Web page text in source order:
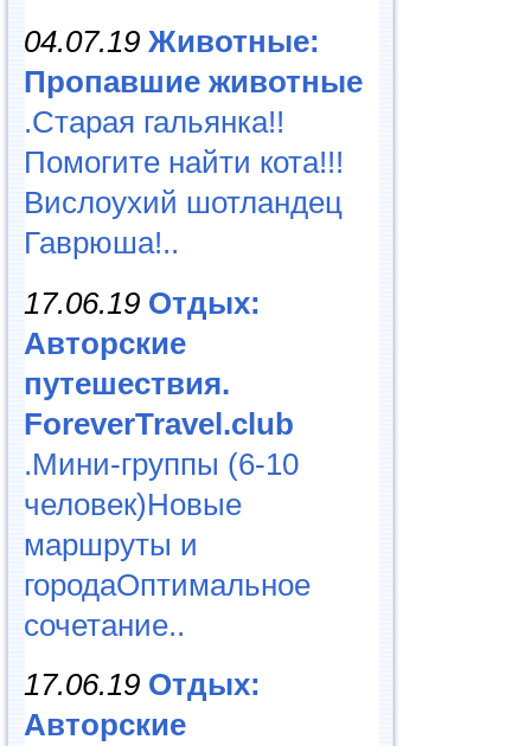
04.07.19 Животные:
Пропавшие животные
.Старая гальянка!!
Помогите найти кота!!!
Вислоухий шотландец
Гаврюша!..
17.06.19 Отдых:
Авторские
путешествия.
ForeverTravel.club
.Мини-группы (6-10
человек)Новые
маршруты и
городаОптимальное
сочетание..
17.06.19 Отдых:
Авторские